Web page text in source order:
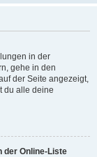
in der
gehe in den
der Seite angezeigt,
du alle deine
der Online-Liste